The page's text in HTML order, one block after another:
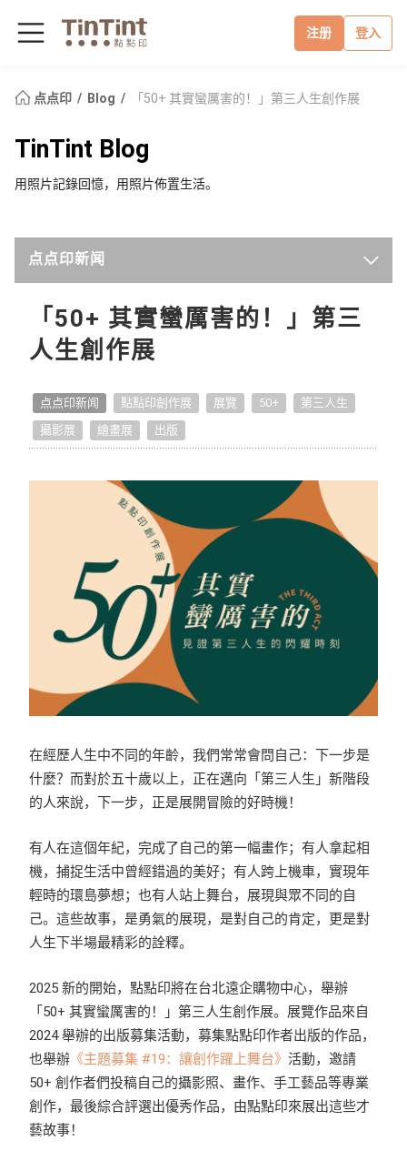
注册 登入
点点印 Blog 「50+ 其實蠻厲害的！」第三人生創作展
TinTint Blog
用照片記錄回憶，用照片佈置生活。
点点印新闻
最新
点点手作小教室
点点开箱
好作品推荐
生活提案
编辑小技巧
「50+ 其實蠻厲害的！」第三
人生創作展
点点印新闻 點點印創作展 展覽 50+
第三人生
攝影展
繪畫展 出版
在經歷人生中不同的年齡，我們常常會問自己：下一步是
什麼？而對於五十歲以上，正在邁向「第三人生」新階段
的人來說，下一步，正是展開冒險的好時機！
有人在這個年紀，完成了自己的第一幅畫作；有人拿起相
機，捕捉生活中曾經錯過的美好；有人跨上機車，實現年
輕時的環島夢想；也有人站上舞台，展現與眾不同的自
己。這些故事，是勇氣的展現，是對自己的肯定，更是對
人生下半場最精彩的詮釋。
2025 新的開始，點點印將在台北遠企購物中心，舉辦
「50+ 其實蠻厲害的！」第三人生創作展。展覽作品來自
2024 舉辦的出版募集活動，募集點點印作者出版的作品，
也舉辦 《主題募集 #19：讓創作躍上舞台》 活動，邀請
50+ 創作者們投稿自己的攝影照、畫作、手工藝品等專業
創作，最後綜合評選出優秀作品，由點點印來展出這些才
藝故事！